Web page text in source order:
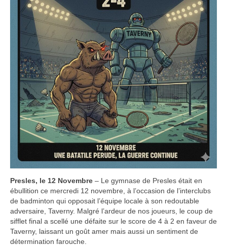
Presles, le 12 Novembre – Le gymnase de Presles était en
ébullition ce mercredi 12 novembre, à l’occasion de l’interclubs
de badminton qui opposait l’équipe locale à son redoutable
adversaire, Taverny. Malgré l’ardeur de nos joueurs, le coup de
sifflet final a scellé une défaite sur le score de 4 à 2 en faveur de
Taverny, laissant un goût amer mais aussi un sentiment de
détermination farouche.